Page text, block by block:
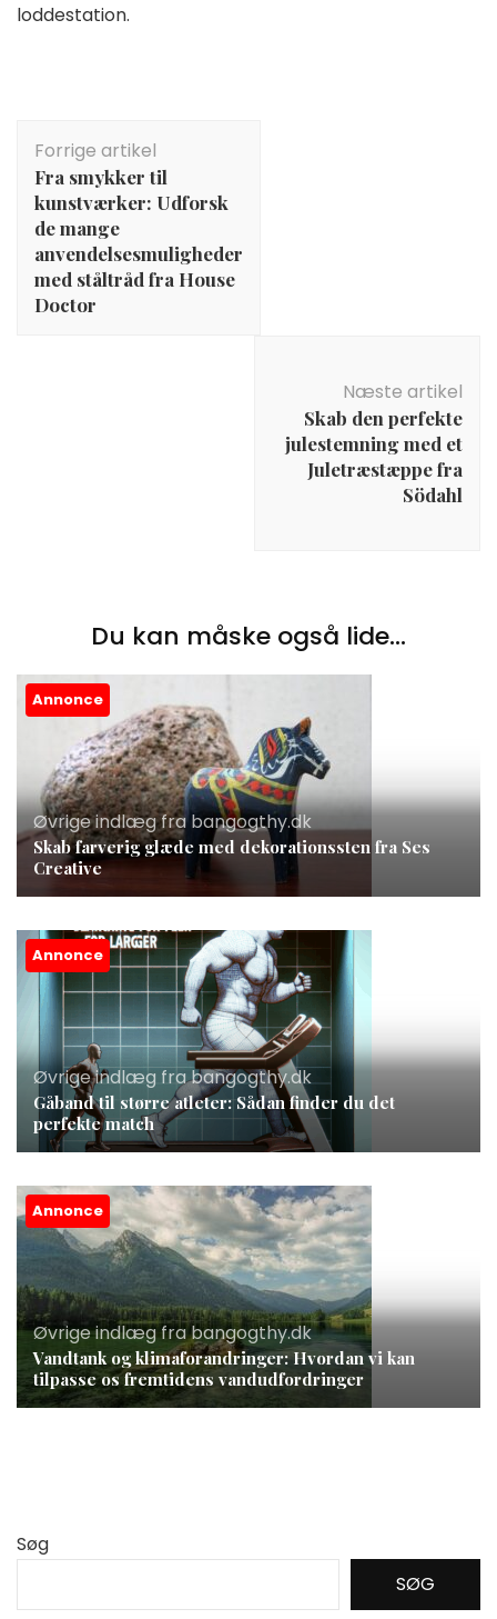
loddestation.
Forrige artikel
Fra smykker til
kunstværker: Udforsk
de mange
anvendelsesmuligheder
med ståltråd fra House
Doctor
Næste artikel
Skab den perfekte
julestemning med et
Juletræstæppe fra
Södahl
Du kan måske også lide...
Annonce
Øvrige indlæg fra bangogthy.dk
Skab farverig glæde med dekorationssten fra Ses
Creative
Annonce
Øvrige indlæg fra bangogthy.dk
Gåband til større atleter: Sådan finder du det
perfekte match
Annonce
Øvrige indlæg fra bangogthy.dk
Vandtank og klimaforandringer: Hvordan vi kan
tilpasse os fremtidens vandudfordringer
Søg
SØG